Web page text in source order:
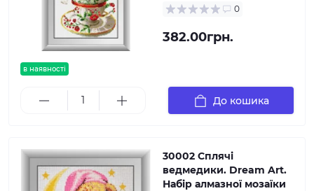
в наявності
0
382.00грн.
До кошика
30002 Сплячі
ведмедики. Dream Art.
Набір алмазної мозаїки